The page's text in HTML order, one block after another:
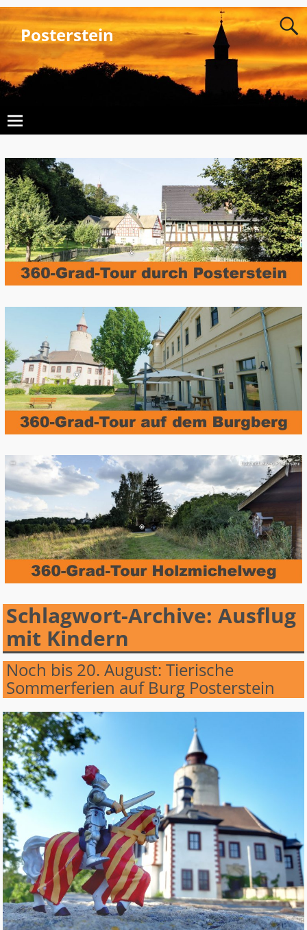
Posterstein
Schlagwort-Archive:Ausflug
mit Kindern
Noch bis 20. August: Tierische
Sommerferien auf Burg Posterstein